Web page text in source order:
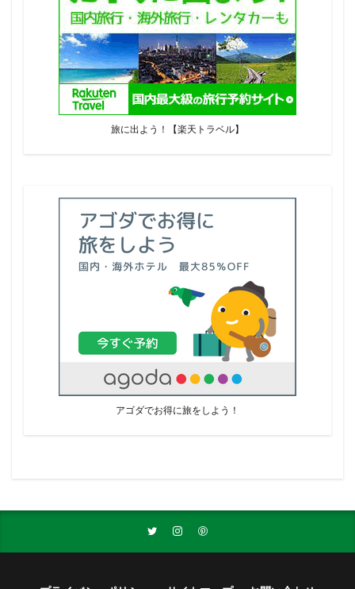
旅に出よう！【楽天トラベル】
アゴダでお得に旅をしよう！